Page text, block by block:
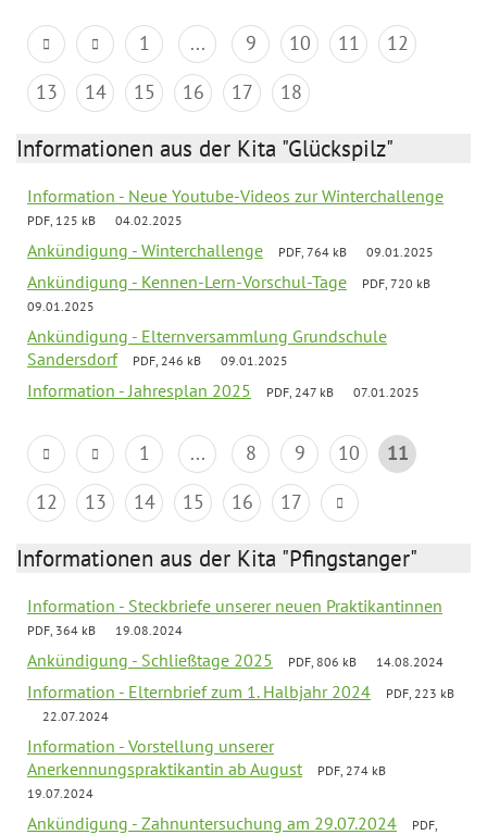
1 ... 9 10 11
12
13
14 15 16 17 18
Informationen aus der Kita "Glückspilz"
Information - Neue Youtube-Videos zur Winterchallenge
PDF, 125 kB 04.02.2025
Ankündigung - Winterchallenge PDF, 764 kB 09.01.2025
Ankündigung - Kennen-Lern-Vorschul-Tage
PDF, 720 kB
09.01.2025
Ankündigung - Elternversammlung Grundschule
Sandersdorf
PDF, 246 kB 09.01.2025
Information - Jahresplan 2025 PDF, 247 kB 07.01.2025
1 ... 8 9 10
11
12
13 14 15 16 17
Informationen aus der Kita "Pfingstanger"
Information - Steckbriefe unserer neuen Praktikantinnen
PDF, 364 kB 19.08.2024
Ankündigung - Schließtage 2025 PDF, 806 kB 14.08.2024
Information - Elternbrief zum 1. Halbjahr 2024
PDF, 223 kB
22.07.2024
Information - Vorstellung unserer
Anerkennungspraktikantin ab August
PDF, 274 kB
19.07.2024
Ankündigung - Zahnuntersuchung am 29.07.2024
PDF,